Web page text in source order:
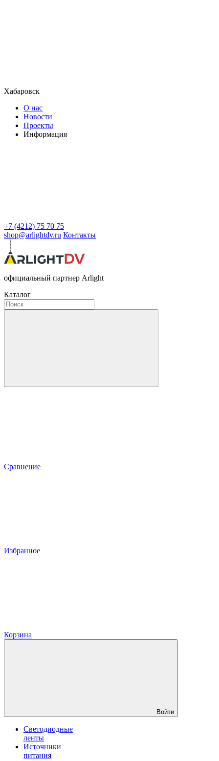
Хабаровск
О нас
Новости
Проекты
Информация
+7 (4212) 75 70 75
shop@arlightdv.ru Контакты
официальный партнер Arlight
Каталог
Сравнение
Избранное
Корзина
Войти
Светодиодные
ленты
Источники
питания